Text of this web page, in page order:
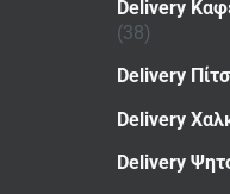
Delivery
(38)
Delivery
Delivery
Delivery